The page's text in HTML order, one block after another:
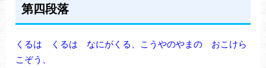
第四段落
くるは くるは なにがくる、こうやのやまの おこけら
こぞう、